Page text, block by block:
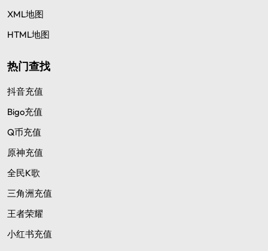
XML地图
HTML地图
热门查找
抖音充值
Bigo充值
Q币充值
原神充值
全民K歌
三角洲充值
王者荣耀
小红书充值